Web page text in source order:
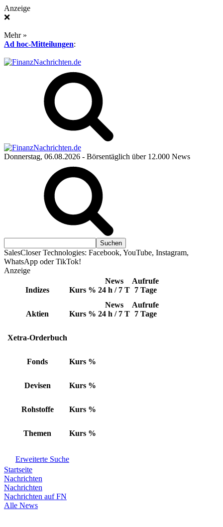
Anzeige
❌
Mehr »
Ad hoc-Mitteilungen:
Donnerstag, 06.08.2026 - Börsentäglich über 12.000 News
SalesCloser Technologies: Facebook, YouTube, Instagram,
WhatsApp oder TikTok!
Anzeige
Indizes Kurs %
News
24 h / 7 T
Aufrufe
7 Tage
Aktien Kurs %
News
24 h / 7 T
Aufrufe
7 Tage
Xetra-Orderbuch
Fonds Kurs %
Devisen Kurs %
Rohstoffe Kurs %
Themen Kurs %
Erweiterte Suche
Startseite
Nachrichten
Nachrichten
Nachrichten auf FN
Alle News